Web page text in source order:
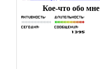
Кое-что обо мне